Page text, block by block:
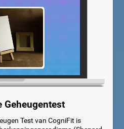
Geheugentest
Test van CogniFit is